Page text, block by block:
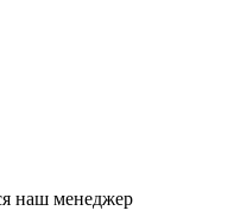
наш менеджер